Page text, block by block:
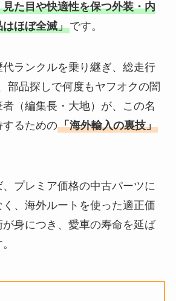
た目や快適性を保つ外装・内
ほぼ全滅」です。
ランクルを乗り継ぎ、総走行
部品探しで何度もヤフオクの闇
（編集長・大地）が、この名
るための「海外輸入の裏技」
プレミア価格の中古パーツに
、海外ルートを使った適正価
身につき、愛車の寿命を延ば